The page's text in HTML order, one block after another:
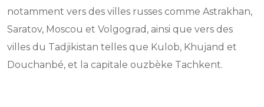
notamment vers des villes russes comme Astrakhan,
Saratov, Moscou et Volgograd, ainsi que vers des
villes du Tadjikistan telles que Kulob, Khujand et
Douchanbé, et la capitale ouzbèke Tachkent.